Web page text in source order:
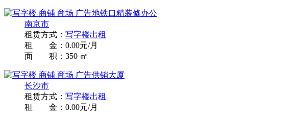
地铁口精装修办公
南京市
租赁方式： 写字楼出租
租 金：0.00元/月
面 积：350 ㎡
供销大厦
长沙市
租赁方式： 写字楼出租
租 金：0.00元/月